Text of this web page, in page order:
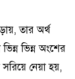
তার অর্থ
ভিন্ন অংশের
নেয়া হয়,